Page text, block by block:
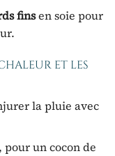
finsen soie pour
et les
la pluie avec
un cocon de